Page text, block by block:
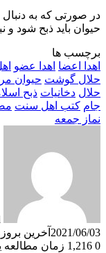
در صورتی که به دنبال
حیوان باید ذبح شود و
برچسب ها
اهدا اعضا اهدا عضو
حلال گوشت حیوان
حلال دخانیات ذبح
جام کتب اهل سنت
نماز جمعه
2021/06/03 آخرین
0
زمان مطالعه